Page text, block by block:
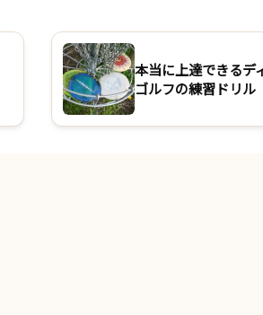
本当に上達できるデ
ゴルフの練習ドリル